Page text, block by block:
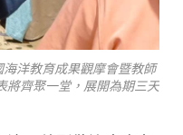
洋教育成果觀摩會暨教師
將齊聚一堂，展開為期三天